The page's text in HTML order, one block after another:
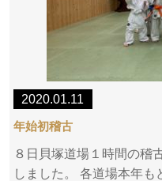
2020.01.11
年始初稽古
８日貝塚道場１時間の稽
しました。 各道場本年も